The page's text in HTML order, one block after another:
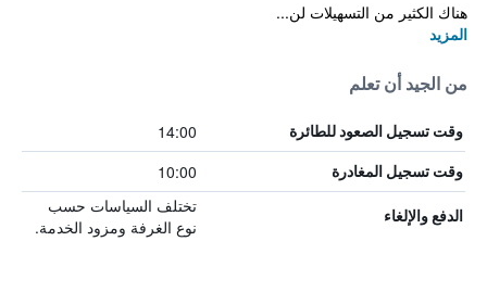
هناك الكثير من التسهيلات لن...
المزيد
من الجيد أن تعلم
وقت تسجيل الصعود للطائرة 14:00
وقت تسجيل المغادرة 10:00
الدفع والإلغاء
تختلف السياسات حسب
نوع الغرفة ومزود الخدمة.